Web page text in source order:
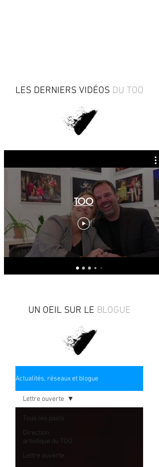
LES DERNIERS VIDÉOS DU TOO
TOO
UN OEIL SUR LE BLOGUE
Actualités, réseaux et blogue
Tous les posts
Direction
artistique du TOO
Lettre ouverte
Lettre ouverte